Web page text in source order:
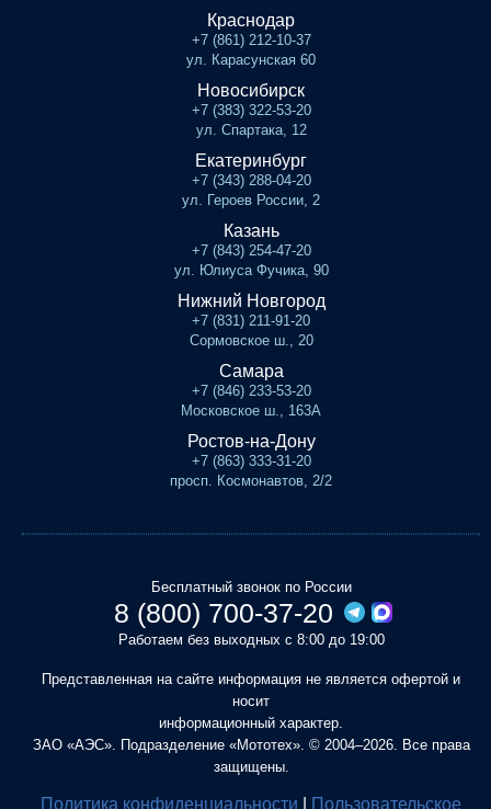
Краснодар
+7 (861) 212-10-37
ул. Карасунская 60
Новосибирск
+7 (383) 322-53-20
ул. Спартака, 12
Екатеринбург
+7 (343) 288-04-20
ул. Героев России, 2
Казань
+7 (843) 254-47-20
ул. Юлиуса Фучика, 90
Нижний Новгород
+7 (831) 211-91-20
Сормовское ш., 20
Самара
+7 (846) 233-53-20
Московское ш., 163А
Ростов-на-Дону
+7 (863) 333-31-20
просп. Космонавтов, 2/2
Бесплатный звонок по России
8 (800) 700-37-20
Работаем без выходных с 8:00 до 19:00
Представленная на сайте информация не является офертой и
носит
информационный характер.
ЗАО «АЭС». Подразделение «Мототех». © 2004–2026. Все права
защищены.
Политика конфиденциальности Пользовательское